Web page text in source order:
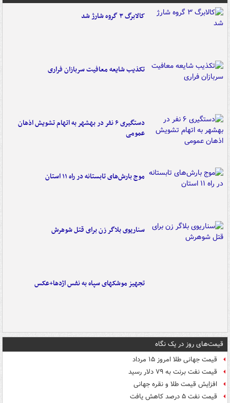
کالابرگ ۳ گروه شارژ شد
تکذیب شایعه معافیت سربازان فراری
دستگیری ۶ نفر در بهشهر به اتهام تشویش اذهان
عمومی
موج بارش‌های تابستانه در راه ۱۱ استان
سناریوی بلاگر زن برای قتل شوهرش
تجهیز موشکهای سپاه به نفس اژدها+عکس
قیمت‌های روز در یک نگاه
قیمت جهانی طلا امروز ۱۵ مرداد
قیمت نفت برنت به ۷۹ دلار رسید
افزایش قیمت طلا و نقره جهانی
قیمت نفت ۵ درصد کاهش یافت